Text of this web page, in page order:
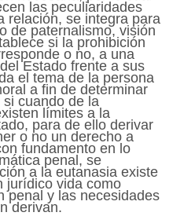
las peculiaridades
relación, se integra para
de paternalismo, visión
si la prohibición
o no, a una
Estado frente a sus
el tema de la persona
a fin de determinar
cuando de la
límites a la
para de ello derivar
o no un derecho a
fundamento en lo
penal, se
a la eutanasia existe
jurídico vida como
penal y las necesidades
derivan.